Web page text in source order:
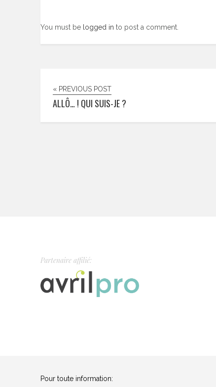
You must be logged in to post a comment.
« PREVIOUS POST
ALLÔ… ! QUI SUIS-JE ?
Partenaire affilié:
Pour toute information: